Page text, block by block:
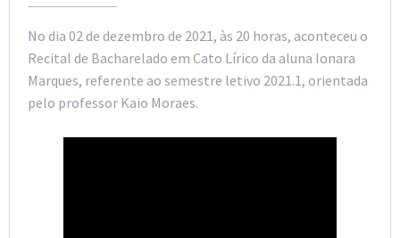
No dia 02 de dezembro de 2021, às 20 horas, aconteceu o
Recital de Bacharelado em Cato Lírico da aluna Ionara
Marques, referente ao semestre letivo 2021.1, orientada
pelo professor Kaio Moraes.